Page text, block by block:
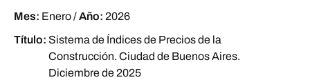
Mes: Enero/Año: 2026
Título: Sistema de Índices de Precios de la
Construcción. Ciudad de Buenos Aires.
Diciembre de 2025